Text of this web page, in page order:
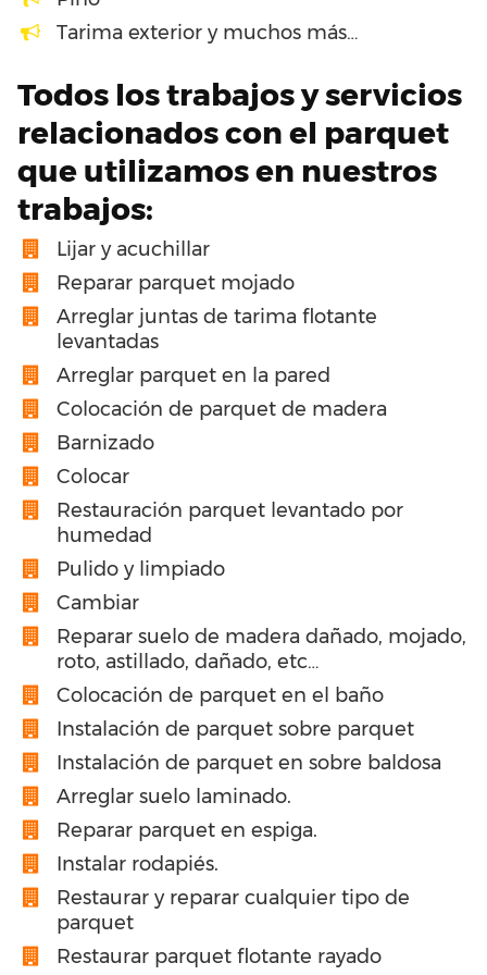
Tarima exterior y muchos más…
Todos los trabajos y servicios
relacionados con el parquet
que utilizamos en nuestros
trabajos:
Lijar y acuchillar
Reparar parquet mojado
Arreglar juntas de tarima flotante
levantadas
Arreglar parquet en la pared
Colocación de parquet de madera
Barnizado
Colocar
Restauración parquet levantado por
humedad
Pulido y limpiado
Cambiar
Reparar suelo de madera dañado, mojado,
roto, astillado, dañado, etc…
Colocación de parquet en el baño
Instalación de parquet sobre parquet
Instalación de parquet en sobre baldosa
Arreglar suelo laminado.
Reparar parquet en espiga.
Instalar rodapiés.
Restaurar y reparar cualquier tipo de
parquet
Restaurar parquet flotante rayado